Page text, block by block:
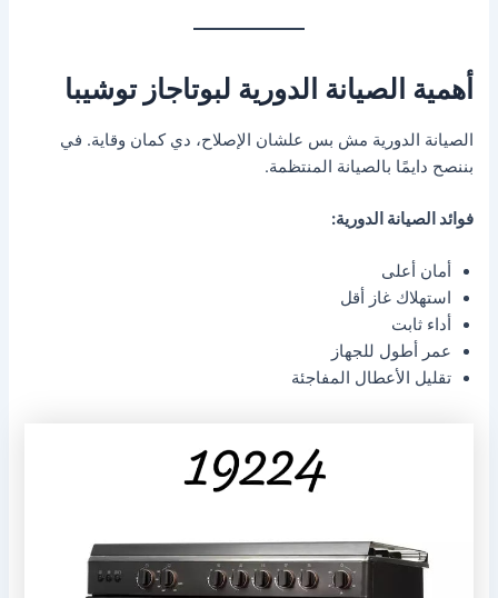
أهمية الصيانة الدورية لبوتاجاز توشيبا
الصيانة الدورية مش بس علشان الإصلاح، دي كمان وقاية. في
بننصح دايمًا بالصيانة المنتظمة.
فوائد الصيانة الدورية:
أمان أعلى
استهلاك غاز أقل
أداء ثابت
عمر أطول للجهاز
تقليل الأعطال المفاجئة